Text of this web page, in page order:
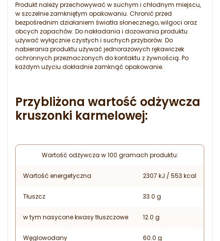
Produkt należy przechowywać w suchym i chłodnym miejscu,
w szczelnie zamkniętym opakowaniu. Chronić przed
bezpośrednim działaniem światła słonecznego, wilgoci oraz
obcych zapachów. Do nakładania i dozowania produktu
używać wyłącznie czystych i suchych przyborów. Do
nabierania produktu używać jednorazowych rękawiczek
ochronnych przeznaczonych do kontaktu z żywnością. Po
każdym użyciu dokładnie zamknąć opakowanie.
Przybliżona wartość odżywcza
kruszonki karmelowej:
Wartość odżywcza w 100 gramach produktu:
Wartość energetyczna 2307 kJ / 553 kcal
Tłuszcz 33.0 g
w tym nasycone kwasy tłuszczowe 12.0 g
Węglowodany 60.0 g